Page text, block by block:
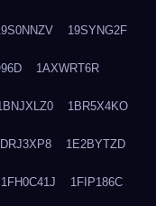
19SYNG2F
1AXWRT6R
1BR5X4KO
1E2BYTZD
1FH0C41J 1FIP186C